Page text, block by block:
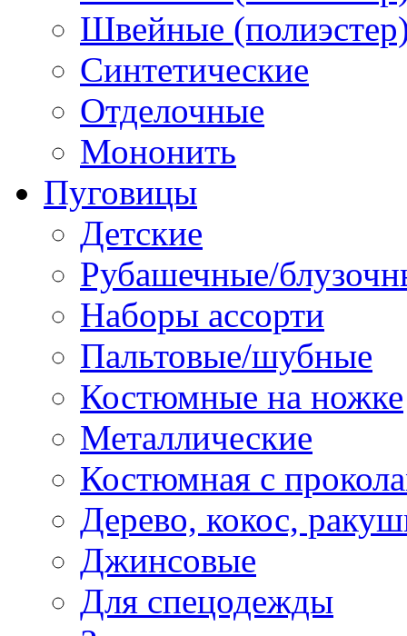
Швейные
Синтетические
Отделочные
Мононить
Пуговицы
Детские
Рубашечные/
Наборы ассорти
Пальтовые/шубные
Костюмные на ножке
Металлические
Костюмная с
Дерево, кокос,
Джинсовые
Для спецодежды